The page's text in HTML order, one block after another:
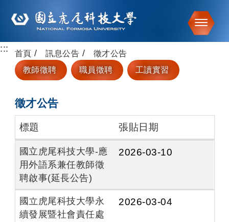
跳到主要內容
::: 首頁 訊息公告
徵才公告
教師徵聘
職員徵聘 工讀實習
徵才公告
標題 張貼日期
國立虎尾科技大學-應
用外語系兼任教師徵
聘啟事(延長公告)
2026-03-10
國立虎尾科技大學永
續發展暨社會責任處
2026-03-04